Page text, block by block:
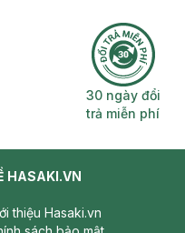
phí 2H 30 ngày
30 ngày đổi
trả miễn phí
HASAKI.VN
thiệu Hasaki.vn